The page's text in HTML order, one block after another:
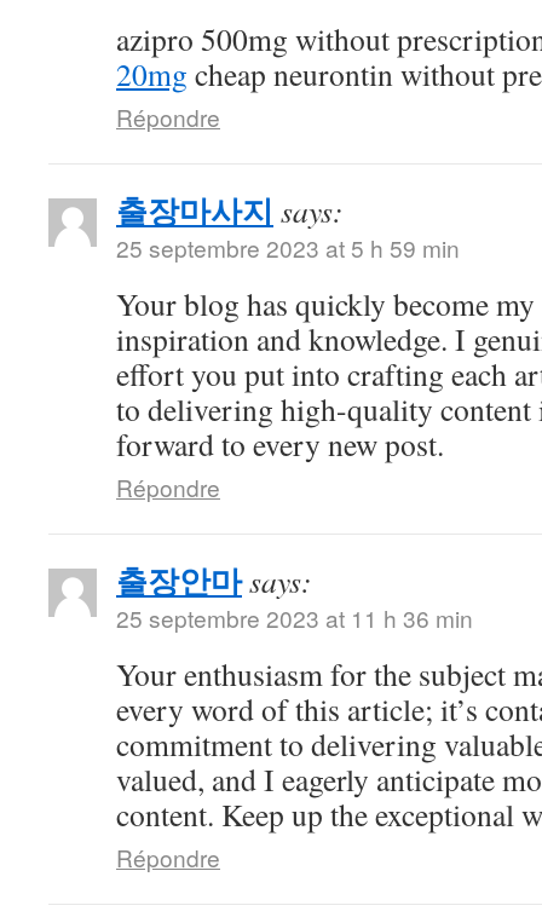
azipro 500mg without
20mg cheap neurontin without
Répondre
출장마사지 says:
25 septembre 2023 at 5 h 59 min
Your blog has quickly become
inspiration and knowledge. I
effort you put into crafting each
to delivering high-quality content
forward to every new post.
Répondre
출장안마says:
25 septembre 2023 at 11 h 36 min
Your enthusiasm for the subject
every word of this article; it’s
commitment to delivering
valued, and I eagerly anticipate
content. Keep up the exceptional
Répondre